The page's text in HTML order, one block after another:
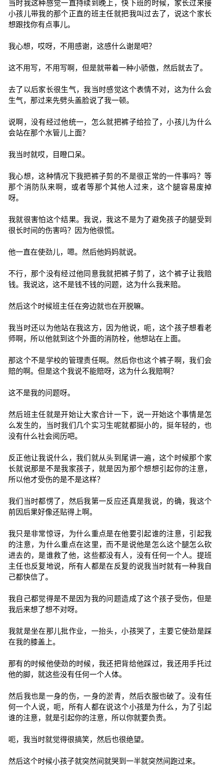
当时我这种感觉一直持续到晚上，快下班的时候，家长过来接
小孩儿带我的那个正直的班主任就把我叫过去了，说这个家长
想跟找你有点事儿。
我心想，哎呀，不用感谢，这感什么谢是吧？
这不用写，不用写啊，但是就带着一种小骄傲，然后就去了。
去了以后家长很生气，我当时感觉这个表情不对，这为什么会
生气，那过来先劈头盖脸说了我一顿。
说啊，没有经过他统一，怎么就把裤子给捡了，小孩儿为什么
会站在那个水管儿上面？
我当时就哎，目瞪口呆。
我心想，这种情况下我把裤子剪的不是很正常的一件事吗？等
那个消防队来啊，或者等那个其他人过来，这个腿容易废掉
呀。
我就很害怕这个结果。我说，我这不是为了避免孩子的腿受到
很长时间的伤害吗？因为他很慌。
他一直在使劲儿，嗯。然后他妈妈就说。
不行，那个没有经过他同意我就把裤子剪了，这个裤子让我赔
钱。我说这，这不是钱不钱的问题，这为什么我来赔。
然后这个时候班主任在旁边就也在开脱嘛。
我当时还以为他站在我这方，因为他说，呃，这个孩子想看老
师啊，所以他就到这个外面的消防栓，他想站在上面。
那这个不是学校的管理责任啊。然后你也这个裤子啊，我们会
赔的啊。但是这个我说不能赔呀，这为什么我赔啊？
这不是我的问题呀。
然后班主任就是开始让大家合计一下，说一开始这个事情是怎
么发生的，当时我们几个实习生呢就都挺小的，挺年轻的，也
没有什么社会阅历吧。
反正他让我说什么，我们就从头到尾讲一遍，这个时候那个家
长就说那是不是我家孩子，就是因为那个想想引起你的注意，
所以他才受伤的是不是这样？
我们当时都愣了，然后我第一反应还真是我说，的确，我这个
前因后果好像还贴得上啊。
我只是非常惊讶，为什么重点是在他要引起谁的注意，引起我
的注意，为什么重点在这里，而不是说他是怎么这个腿怎么砍
进去的，是谁救了他，这些都没有人，没有任何一个人。提班
主任也反复地说，所有人都是在反复的说我当时就有一种我自
己都快信了。
我自己都觉得是不是因为我的问题造成了这个孩子受伤，但是
我后来想了想不对呀。
我就是坐在那儿批作业，一抬头，小孩哭了，主要它使劲是踩
在我的膝盖上。
那有的时候他使劲的时候，我还把背给他踩过，我还用手托过
他的脚，就这些没有任何一个人体。
然后我也是一身的伤，一身的淤青，然后衣服也破了。没有任
何一个人说，呃，所有人都在说这个小孩是为什么，为了引起
谁的注意，就是引起你的注意，所以你就要负责。
呃，我当时就觉得很搞笑，然后也很绝望。
然后这个时候小孩子就突然间就哭到一半就突然间跑过来。